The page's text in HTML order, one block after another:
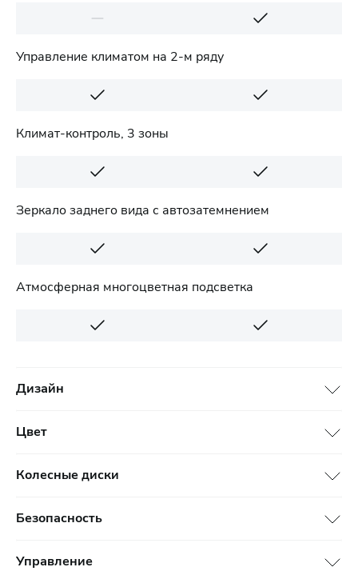
Управление климатом на 2-м ряду
Климат-контроль, 3 зоны
Зеркало заднего вида с автозатемнением
Атмосферная многоцветная подсветка
Дизайн
Цвет
Колесные диски
Безопасность
Управление